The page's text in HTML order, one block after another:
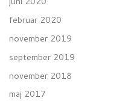
februar 2020
november 2019
september 2019
november 2018
maj 2017